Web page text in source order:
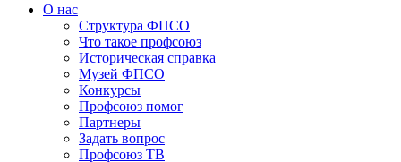
О нас
Структура ФПСО
Что такое профсоюз
Историческая справка
Музей ФПСО
Конкурсы
Профсоюз помог
Партнеры
Задать вопрос
Профсоюз ТВ